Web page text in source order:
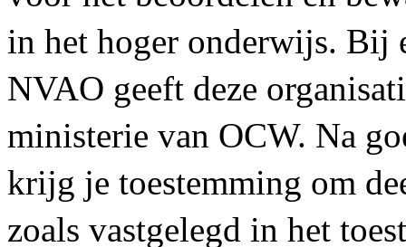
in het hoger onderwijs. Bij
NVAO geeft deze
ministerie van OCW. Na
krijg je toestemming om
zoals vastgelegd in het